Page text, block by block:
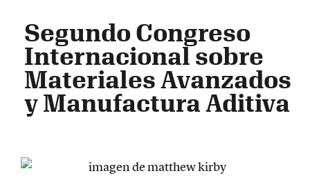
Segundo Congreso
Internacional sobre
Materiales Avanzados
y Manufactura Aditiva